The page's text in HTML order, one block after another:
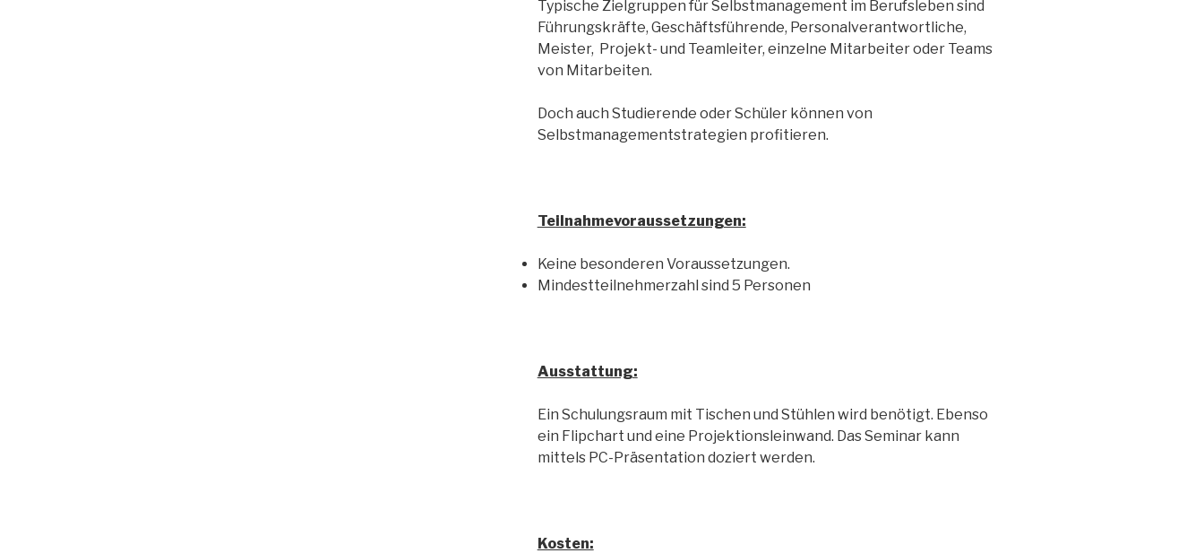
Typische Zielgruppen für Selbstmanagement im Berufsleben sind
Führungskräfte, Geschäftsführende, Personalverantwortliche,
Meister, Projekt- und Teamleiter, einzelne Mitarbeiter oder Teams
von Mitarbeiten.
Doch auch Studierende oder Schüler können von
Selbstmanagementstrategien profitieren.
Teilnahmevoraussetzungen:
Keine besonderen Voraussetzungen.
Mindestteilnehmerzahl sind 5 Personen
Ausstattung:
Ein Schulungsraum mit Tischen und Stühlen wird benötigt. Ebenso
ein Flipchart und eine Projektionsleinwand. Das Seminar kann
mittels PC-Präsentation doziert werden.
Kosten: